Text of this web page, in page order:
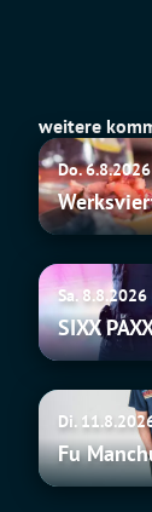
weitere
Werksviertel-
Mitte
Genusstour
Do.
SIXX
PAXX
Sa.
SIXX
Fu
Manchu
Di.
Fu